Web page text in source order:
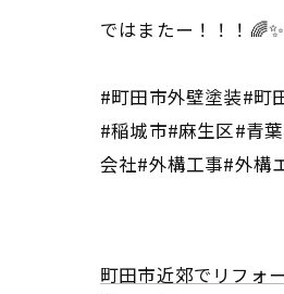
ではまたー！！！🌈✨
#町田市外壁塗装#町
#稲城市#麻生区#青
会社#外構工事#外構
町田市近郊でリフォ